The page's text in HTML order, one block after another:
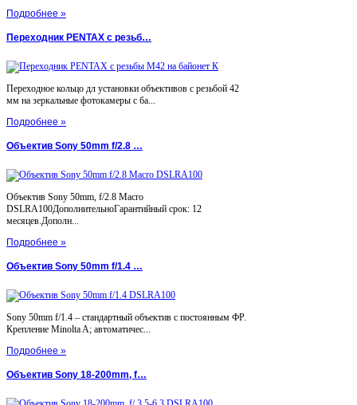
Подробнее »
Переходник PENTAX с резьб…
Переходное кольцо дл установки объективов с резьбой 42
мм на зеркальные фотокамеры с ба...
Подробнее »
Объектив Sony 50mm f/2.8 …
Объектив Sony 50mm, f/2.8 Macro
DSLRA100ДополнительноГарантийный срок: 12
месяцев.Дополн...
Подробнее »
Объектив Sony 50mm f/1.4 …
Sony 50mm f/1.4 – стандартный объектив с постоянным ФР.
Крепление Minolta A; автоматичес...
Подробнее »
Объектив Sony 18-200mm, f…